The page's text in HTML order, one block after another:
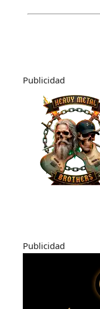
Publicidad
Publicidad